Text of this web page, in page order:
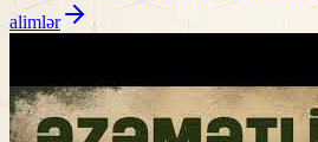
alimlər